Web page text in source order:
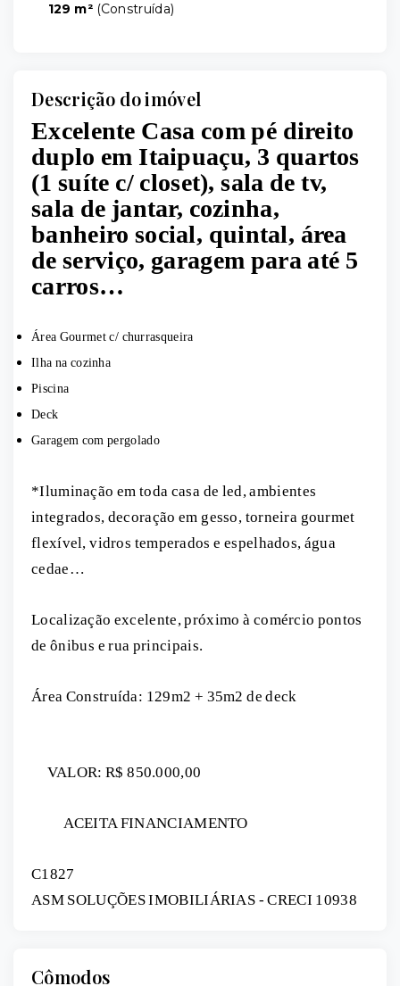
129 m² (Construída)
Descrição do imóvel
Excelente Casa com pé direito
duplo em Itaipuaçu, 3 quartos
(1 suíte c/ closet), sala de tv,
sala de jantar, cozinha,
banheiro social, quintal, área
de serviço, garagem para até 5
carros…
Área Gourmet c/ churrasqueira
Ilha na cozinha
Piscina
Deck
Garagem com pergolado
*Iluminação em toda casa de led, ambientes
integrados, decoração em gesso, torneira gourmet
flexível, vidros temperados e espelhados, água
cedae…
Localização excelente, próximo à comércio pontos
de ônibus e rua principais.
Área Construída: 129m2 + 35m2 de deck
VALOR: R$ 850.000,00
ACEITA FINANCIAMENTO
C1827
ASM SOLUÇÕES IMOBILIÁRIAS - CRECI 10938
Cômodos